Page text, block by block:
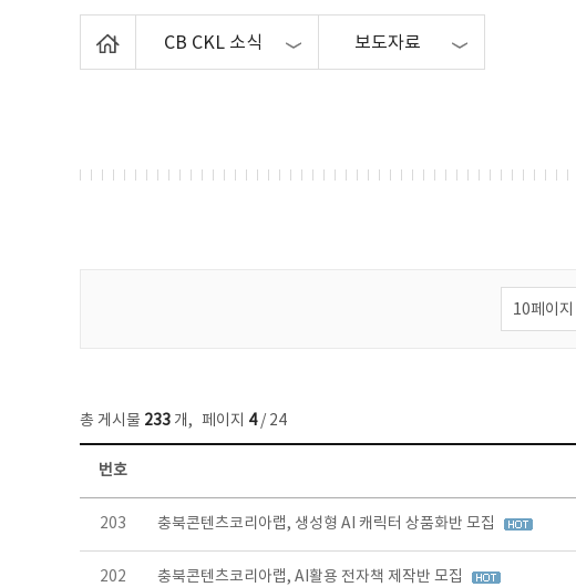
CB CKL 소식 보도자료
총 게시물 233 개, 페이지 4/ 24
보도자료 목록 - 번호, 제목, 작성자, 파일, 조회수, 작성일 정보 제공
번호
203 충북콘텐츠코리아랩, 생성형 AI 캐릭터 상품화반 모집
202 충북콘텐츠코리아랩, AI활용 전자책 제작반 모집